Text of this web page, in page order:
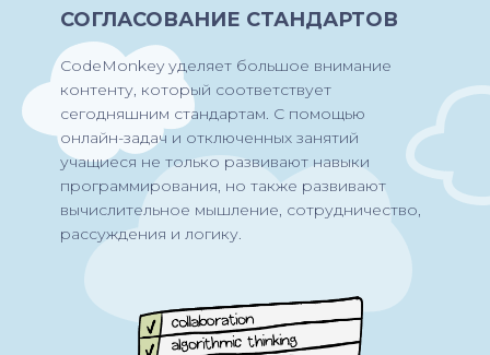
СОГЛАСОВАНИЕ СТАНДАРТОВ
CodeMonkey уделяет большое внимание
контенту, который соответствует
сегодняшним стандартам. С помощью
онлайн-задач и отключенных занятий
учащиеся не только развивают навыки
программирования, но также развивают
вычислительное мышление, сотрудничество,
рассуждения и логику.